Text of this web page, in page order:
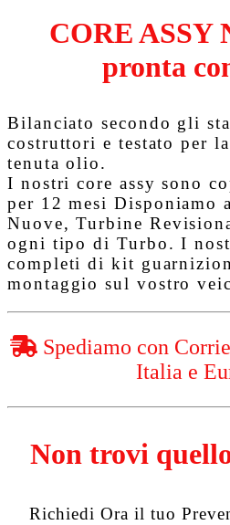
CORE ASSY
pronta
Bilanciato secondo gli
costruttori e testato per
tenuta olio.
I nostri core assy sono
per 12 mesiDisponiamo
Nuove, Turbine
ogni tipo di Turbo. I
completi di kit
montaggio sul vostro
Spediamo con
Italia e
Non trovi
Richiedi Ora il tuo